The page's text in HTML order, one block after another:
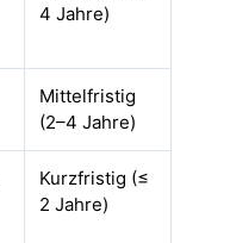
4 Jahre)
Mittelfristig
(2–4 Jahre)
Kurzfristig (≤
2 Jahre)